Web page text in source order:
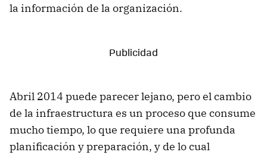
la información de la organización.
Abril 2014 puede parecer lejano, pero el cambio
de la infraestructura es un proceso que consume
mucho tiempo, lo que requiere una profunda
planificación y preparación, y de lo cual